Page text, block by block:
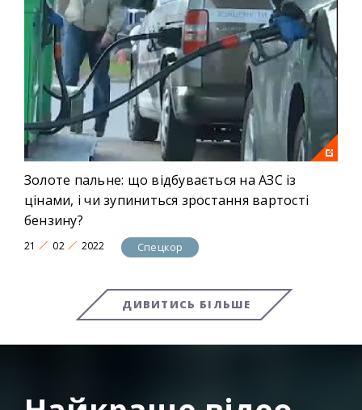
Золоте пальне: що відбувається на АЗС із
цінами, і чи зупиниться зростання вартості
бензину?
21 02 2022 Спецкор
ДИВИТИСЬ БІЛЬШЕ